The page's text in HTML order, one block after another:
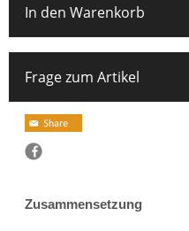
In den Warenkorb
Frage zum Artikel
Zusammensetzung